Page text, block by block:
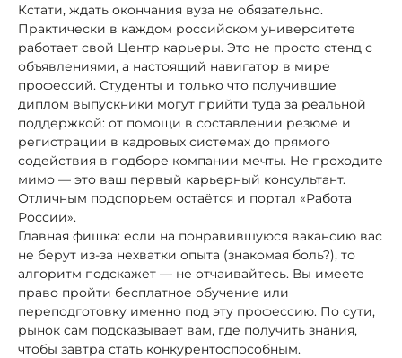
Кстати, ждать окончания вуза не обязательно.
Практически в каждом российском университете
работает свой Центр карьеры. Это не просто стенд с
объявлениями, а настоящий навигатор в мире
профессий. Студенты и только что получившие
диплом выпускники могут прийти туда за реальной
поддержкой: от помощи в составлении резюме и
регистрации в кадровых системах до прямого
содействия в подборе компании мечты. Не проходите
мимо — это ваш первый карьерный консультант.
Отличным подспорьем остаётся и портал «Работа
России».
Главная фишка: если на понравившуюся вакансию вас
не берут из-за нехватки опыта (знакомая боль?), то
алгоритм подскажет — не отчаивайтесь. Вы имеете
право пройти бесплатное обучение или
переподготовку именно под эту профессию. По сути,
рынок сам подсказывает вам, где получить знания,
чтобы завтра стать конкурентоспособным.